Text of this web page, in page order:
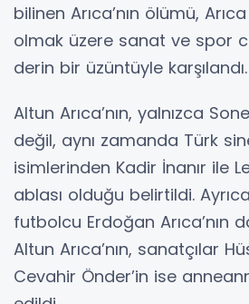
bilinen Arıca’nın ölümü,
olmak üzere sanat ve spor
derin bir üzüntüyle karşılandı.
Altun Arıca’nın, yalnızca
değil, aynı zamanda Türk
isimlerinden Kadir İnanır ile
ablası olduğu belirtildi.
futbolcu Erdoğan Arıca’nın
Altun Arıca’nın, sanatçılar
Cevahir Önder’in ise